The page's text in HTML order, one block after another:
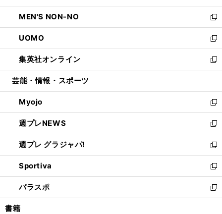
開
く
ウ
で
開
く
ン
ド
ウ
で
開
く
ウ
ィ
ン
ド
ウ
で
開
し
い
ウ
ィ
ン
ド
ウ
開
く
MEN'S NON-NO
新
し
い
ウ
ィ
ン
ウ
で
開
く
UOMO
新
し
い
ウ
ン
ド
ウ
で
開
く
集英社オンライン
新
し
ウ
ィ
ン
ド
ウ
で
開
く
芸能・情報・スポーツ
Myojo
新
し
い
ウ
ィ
ン
ド
ウ
で
開
週プレNEWS
新
し
い
ウ
ィ
ン
ド
ウ
週プレ グラジャパ!
新
し
い
ウ
ィ
ン
Sportiva
新
し
い
ウ
パラスポ
新
し
書籍